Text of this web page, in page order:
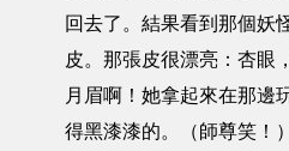
回去了。結果看到那個妖
皮。那張皮很漂亮：杏眼
月眉啊！她拿起來在那邊
得黑漆漆的。（師尊笑！